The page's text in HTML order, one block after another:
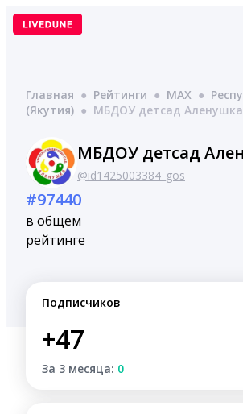
Перейти
Главная ● Рейтинги ● MAX ●
(Якутия) ● МБДОУ детсад Аленушка
МБДОУ детсад
@id1425003384_gos
#97440
в общем
рейтинге
Подписчиков
+47
За 3 месяца: 0